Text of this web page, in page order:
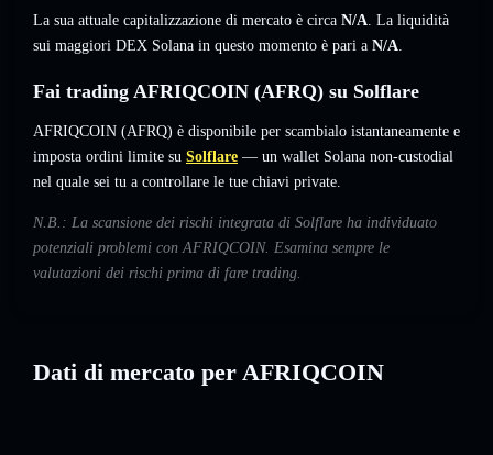
La sua attuale capitalizzazione di mercato è circa N/A. La liquidità
sui maggiori DEX Solana in questo momento è pari a N/A.
Fai trading AFRIQCOIN (AFRQ) su Solflare
AFRIQCOIN (AFRQ) è disponibile per scambialo istantaneamente e
imposta ordini limite su Solflare — un wallet Solana non-custodial
nel quale sei tu a controllare le tue chiavi private.
N.B.: La scansione dei rischi integrata di Solflare ha individuato
potenziali problemi con AFRIQCOIN. Esamina sempre le
valutazioni dei rischi prima di fare trading.
Dati di mercato per AFRIQCOIN